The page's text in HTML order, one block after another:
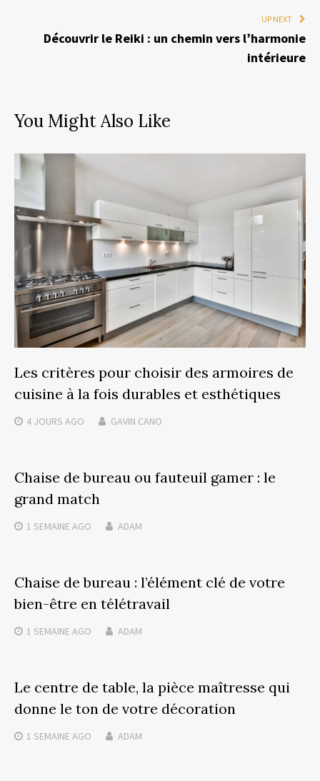
UP NEXT
Découvrir le Reiki : un chemin vers l’harmonie
intérieure
You Might Also Like
Les critères pour choisir des armoires de
cuisine à la fois durables et esthétiques
4 JOURS AGO GAVIN CANO
Chaise de bureau ou fauteuil gamer : le
grand match
1 SEMAINE AGO ADAM
Chaise de bureau : l’élément clé de votre
bien-être en télétravail
1 SEMAINE AGO ADAM
Le centre de table, la pièce maîtresse qui
donne le ton de votre décoration
1 SEMAINE AGO ADAM